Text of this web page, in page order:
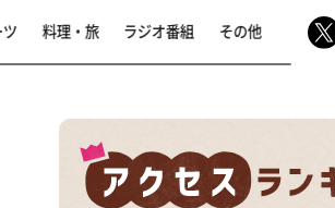
料理・旅 ラジオ番組 その他